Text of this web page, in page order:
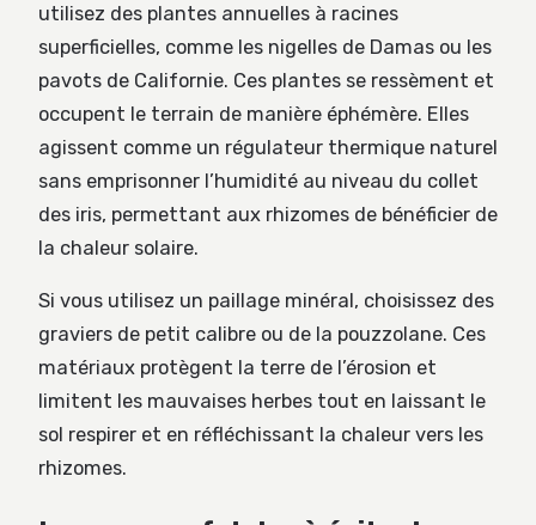
utilisez des plantes annuelles à racines
superficielles, comme les nigelles de Damas ou les
pavots de Californie. Ces plantes se ressèment et
occupent le terrain de manière éphémère. Elles
agissent comme un régulateur thermique naturel
sans emprisonner l’humidité au niveau du collet
des iris, permettant aux rhizomes de bénéficier de
la chaleur solaire.
Si vous utilisez un paillage minéral, choisissez des
graviers de petit calibre ou de la pouzzolane. Ces
matériaux protègent la terre de l’érosion et
limitent les mauvaises herbes tout en laissant le
sol respirer et en réfléchissant la chaleur vers les
rhizomes.